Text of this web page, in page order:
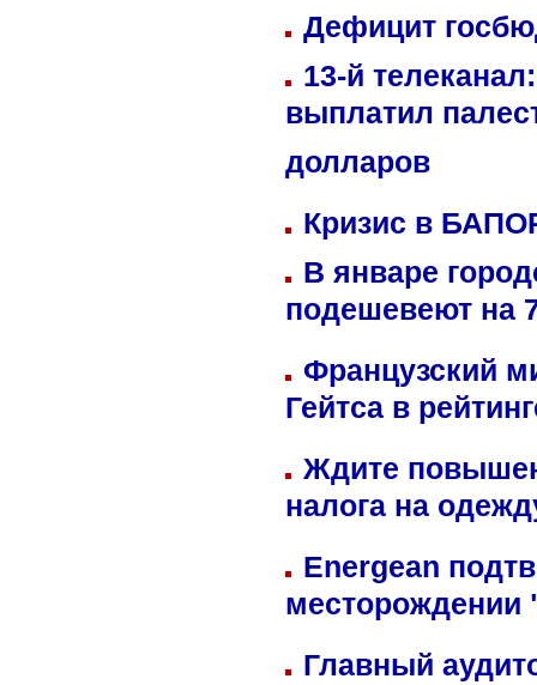
Дефицит
13-й
выплатил
долларов
Кризис в
В январе
подешевеют на
Французский
Гейтса в
Ждите
налога на
Energean
Главный